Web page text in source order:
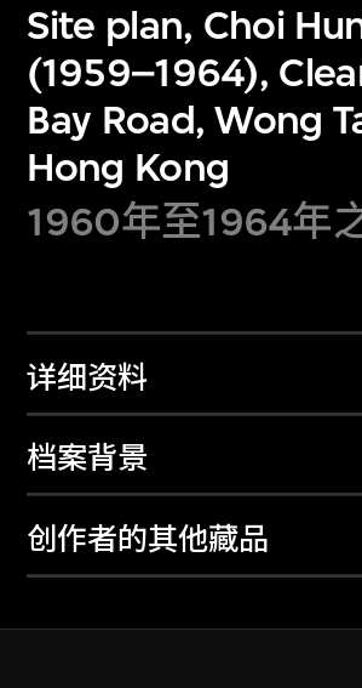
Site plan, Choi
(1959–1964),
Bay Road, Wong
Hong Kong
1960年至1964年
详细资料
档案背景
创作者的其他藏品